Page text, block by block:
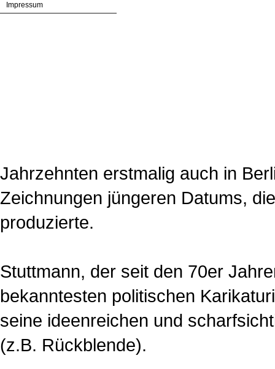
Impressum
Jahrzehnten erstmalig auch in
Zeichnungen jüngeren Datums,
produzierte.
Stuttmann, der seit den 70er
bekanntesten politischen
seine ideenreichen und
(z.B. Rückblende).